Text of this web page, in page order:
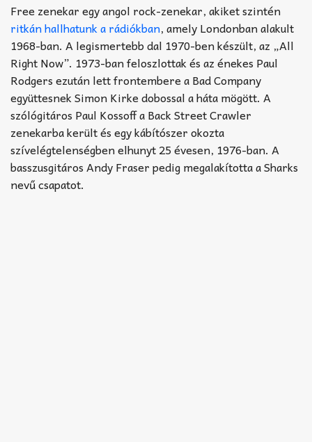
TABok
Improvizáció
Free zenekar egy angol rock-zenekar, akiket szintén
ritkán hallhatunk a rádiókban, amely Londonban alakult
1968-ban. A legismertebb dal 1970-ben készült, az „All
Right Now”. 1973-ban feloszlottak és az énekes Paul
Rodgers ezután lett frontembere a Bad Company
együttesnek Simon Kirke dobossal a háta mögött. A
szólógitáros Paul Kossoff a Back Street Crawler
zenekarba került és egy kábítószer okozta
szívelégtelenségben elhunyt 25 évesen, 1976-ban. A
basszusgitáros Andy Fraser pedig megalakította a Sharks
nevű csapatot.